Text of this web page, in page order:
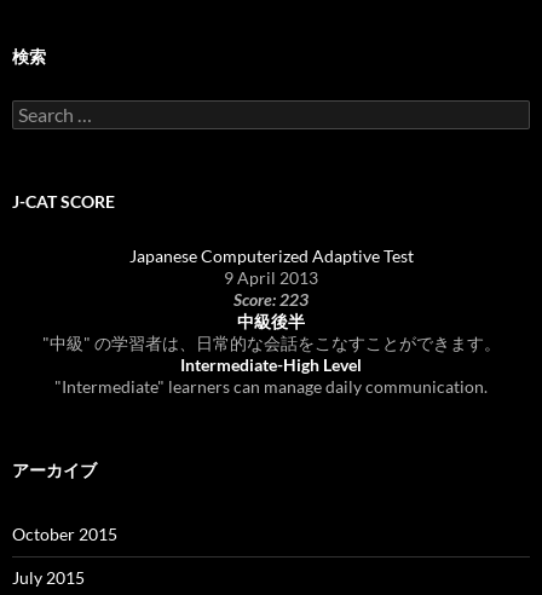
検索
Search
for:
J-CAT SCORE
Japanese Computerized Adaptive Test
9 April 2013
Score: 223
中級後半
"中級" の学習者は、日常的な会話をこなすことができます。
Intermediate-High Level
"Intermediate" learners can manage daily communication.
アーカイブ
October 2015
July 2015